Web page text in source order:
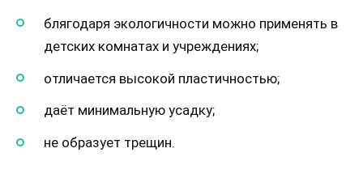
блягодаря экологичности можно применять в
детских комнатах и учреждениях;
отличается высокой пластичностью;
даёт минимальную усадку;
не образует трещин.